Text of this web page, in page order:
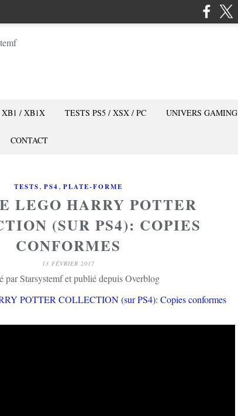
XB1 / XB1X TESTS PS5 / XSX / PC UNIVERS GAMING
CONTACT
TESTS, PS4, PLATE-FORME
LEGO HARRY POTTER
(SUR PS4): COPIES
CONFORMES
13 FÉVRIER 2017
par Starsystemf et publié depuis Overblog